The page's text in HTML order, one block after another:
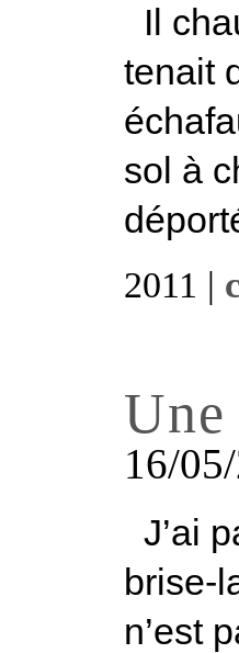
Il
tenait
sol à
2011 |
Une
16/
J’ai
brise-
n’est